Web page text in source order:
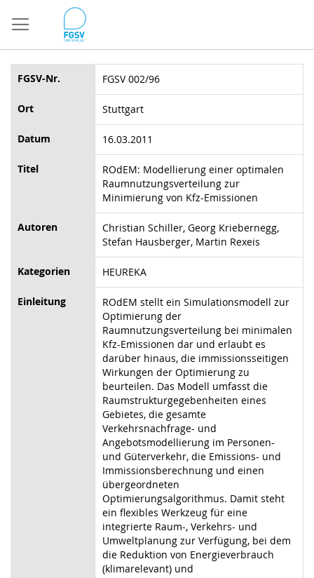
zum
Inhalt
FGSV-Nr. FGSV 002/96
Ort Stuttgart
Datum 16.03.2011
Titel
ROdEM: Modellierung einer optimalen
Raumnutzungsverteilung zur
Minimierung von Kfz-Emissionen
Autoren
Christian Schiller, Georg Kriebernegg,
Stefan Hausberger, Martin Rexeis
Kategorien HEUREKA
Einleitung
ROdEM stellt ein Simulationsmodell zur
Optimierung der
Raumnutzungsverteilung bei minimalen
Kfz-Emissionen dar und erlaubt es
darüber hinaus, die immissionsseitigen
Wirkungen der Optimierung zu
beurteilen. Das Modell umfasst die
Raumstrukturgegebenheiten eines
Gebietes, die gesamte
Verkehrsnachfrage- und
Angebotsmodellierung im Personen-
und Güterverkehr, die Emissions- und
Immissionsberechnung und einen
übergeordneten
Optimierungsalgorithmus. Damit steht
ein flexibles Werkzeug für eine
integrierte Raum-, Verkehrs- und
Umweltplanung zur Verfügung, bei dem
die Reduktion von Energieverbrauch
(klimarelevant) und